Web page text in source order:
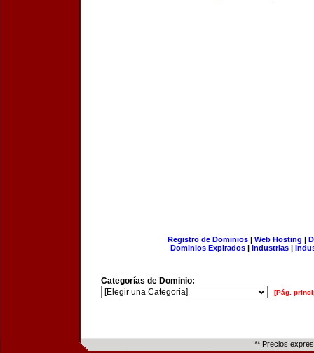
Registro de Dominios| Web Hosting |
Dominios Expirados | Industrias |
Categorías de Dominio:
[Pág.
** Precios